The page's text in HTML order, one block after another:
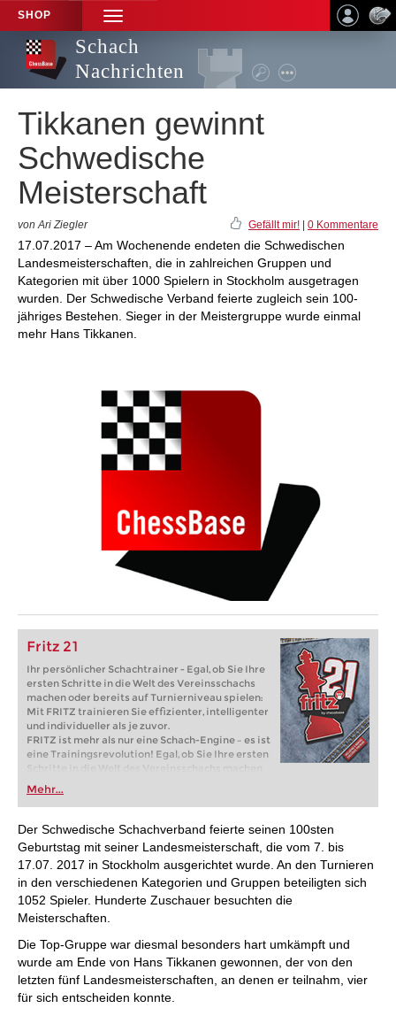
SHOP
TOGGLE
NAVIGATION
Schach
Nachrichten
Tikkanen gewinnt
Schwedische
Meisterschaft
von Ari Ziegler Gefällt mir! 0 Kommentare
17.07.2017 – Am Wochenende endeten die Schwedischen
Landesmeisterschaften, die in zahlreichen Gruppen und
Kategorien mit über 1000 Spielern in Stockholm ausgetragen
wurden. Der Schwedische Verband feierte zugleich sein 100-
jähriges Bestehen. Sieger in der Meistergruppe wurde einmal
mehr Hans Tikkanen.
Fritz 21
Ihr persönlicher Schachtrainer - Egal, ob Sie Ihre
ersten Schritte in die Welt des Vereinsschachs
machen oder bereits auf Turnierniveau spielen:
Mit FRITZ trainieren Sie effizienter, intelligenter
und individueller als je zuvor.
FRITZ ist mehr als nur eine Schach-Engine – es ist
eine Trainingsrevolution! Egal, ob Sie Ihre ersten
Schritte in die Welt des Vereinsschachs machen
oder bereits auf Turnierniveau spielen: Mit
FRITZ trainieren Sie effizienter, intelligenter und
individueller als je zuvor.
Mehr...
Der Schwedische Schachverband feierte seinen 100sten
Geburtstag mit seiner Landesmeisterschaft, die vom 7. bis
17.07. 2017 in Stockholm ausgerichtet wurde. An den Turnieren
in den verschiedenen Kategorien und Gruppen beteiligten sich
1052 Spieler. Hunderte Zuschauer besuchten die
Meisterschaften.
Die Top-Gruppe war diesmal besonders hart umkämpft und
wurde am Ende von Hans Tikkanen gewonnen, der von den
letzten fünf Landesmeisterschaften, an denen er teilnahm, vier
für sich entscheiden konnte.